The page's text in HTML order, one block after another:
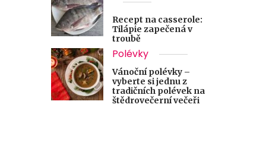
Recept na casserole:
Tilápie zapečená v
troubě
Polévky
Vánoční polévky –
vyberte si jednu z
tradičních polévek na
štědrovečerní večeři